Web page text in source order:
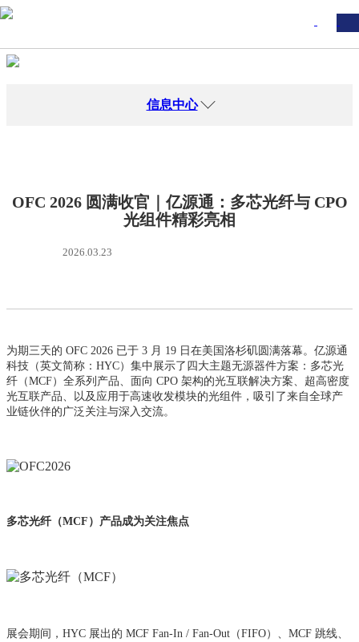
信息中心
OFC 2026 圆满收官｜亿源通：多芯光纤与 CPO
光组件精彩亮相
2026.03.23
为期三天的 OFC 2026 已于 3 月 19 日在美国洛杉矶圆满落幕。亿源通
科技（英文简称：HYC）集中展示了四大主题无源器件方案：多芯光
纤（MCF）全系列产品、面向 CPO 架构的光互联解决方案、超高密度
光互联产品、以及应用于高速收发模块的光组件，吸引了来自全球产
业链伙伴的广泛关注与深入交流。
多芯光纤（MCF）产品成为关注焦点
展会期间，HYC 展出的 MCF Fan-In / Fan-Out（FIFO）、MCF 跳线、